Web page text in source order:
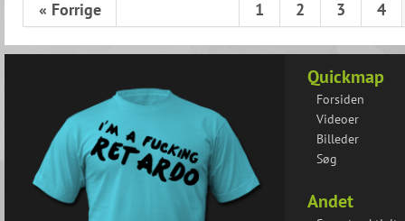
« Forrige 1 2 3 4
Quickmap
Forsiden
Videoer
Billeder
Søg
Andet